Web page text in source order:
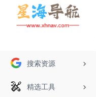
搜索资源
精选工具